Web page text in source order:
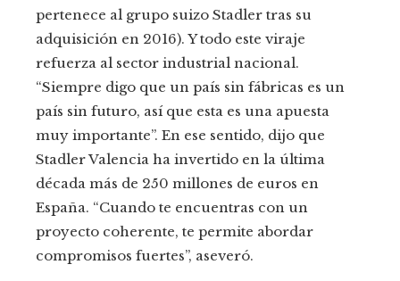
pertenece al grupo suizo Stadler tras su
adquisición en 2016). Y todo este viraje
refuerza al sector industrial nacional.
“Siempre digo que un país sin fábricas es un
país sin futuro, así que esta es una apuesta
muy importante”. En ese sentido, dijo que
Stadler Valencia ha invertido en la última
década más de 250 millones de euros en
España. “Cuando te encuentras con un
proyecto coherente, te permite abordar
compromisos fuertes”, aseveró.